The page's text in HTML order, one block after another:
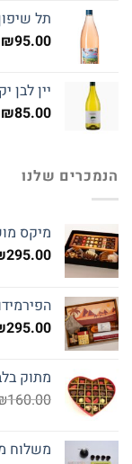
תל שיפון -
₪95.00
יין לבן
₪85.00
הנמכרים שלנו
מיקס
295.00
295.00
מתוק
160.00
משלוח